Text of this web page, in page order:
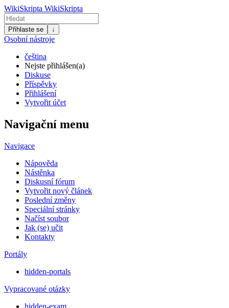
WikiSkripta WikiSkripta
Přihlaste se ↓
Osobní nástroje
čeština
Nejste přihlášen(a)
Diskuse
Příspěvky
Přihlášení
Vytvořit účet
Navigační menu
Navigace
Nápověda
Nástěnka
Diskusní fórum
Vytvořit nový článek
Poslední změny
Speciální stránky
Načíst soubor
Jak (se) učit
Kontakty
Portály
hidden-portals
Vypracované otázky
hidden-exam